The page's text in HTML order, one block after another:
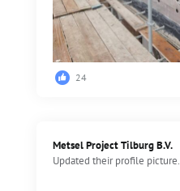
24
Metsel Project Tilburg B.V.️
Updated their profile picture.